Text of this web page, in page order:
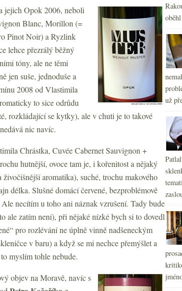
jejich Opok 2006, neboli
Blanc, Morillon (=
Pinot Noir) a Ryzlink
lehce přezrálý běžný
tóny, ale ne těmi
jen suše, jednoduše a
2008 od Vlastimila
to sice odrůdu
rozkládající se kytky), ale v chuti je to takové
nic navíc.
Chrástka, Cuvée Cabernet Sauvignon +
hutnější, ovoce tam je, i kořenitost a nějaký
aromatika), suché, trochu makového
délka. Slušné domácí červené, bezproblémově
necítím u toho ani náznak vzrušení. Tady bude
ale zatím není), při nějaké nízké bych si to dovedl
pro rozlévání ne úplně vinně nadšeneckým
v baru) a když se mi nechce přemýšlet a
myslím tohle nebude.
objev na Moravě, navíc s
už